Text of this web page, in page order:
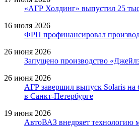
«АГР Холдинг» выпустил 25
16 июля 2026
ФРП профинансировал
26 июня 2026
Запущено производство
26 июня 2026
АГР завершил выпуск Solaris на
в Санкт-Петербурге
19 июня 2026
АвтоВАЗ внедряет технологию